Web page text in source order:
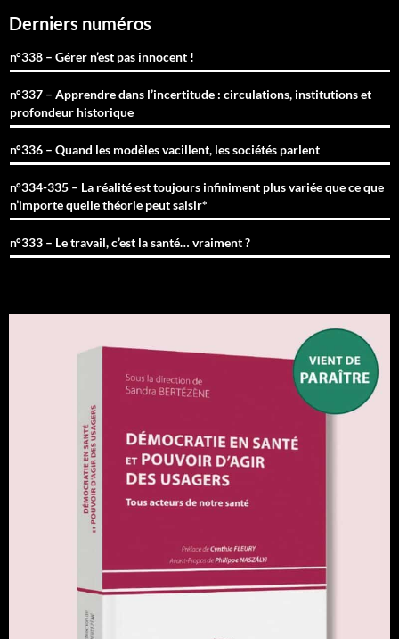
Derniers numéros
n°338 – Gérer n’est pas innocent !
n°337 – Apprendre dans l’incertitude : circulations, institutions et
profondeur historique
n°336 – Quand les modèles vacillent, les sociétés parlent
n°334-335 – La réalité est toujours infiniment plus variée que ce que
n’importe quelle théorie peut saisir*
n°333 – Le travail, c’est la santé… vraiment ?